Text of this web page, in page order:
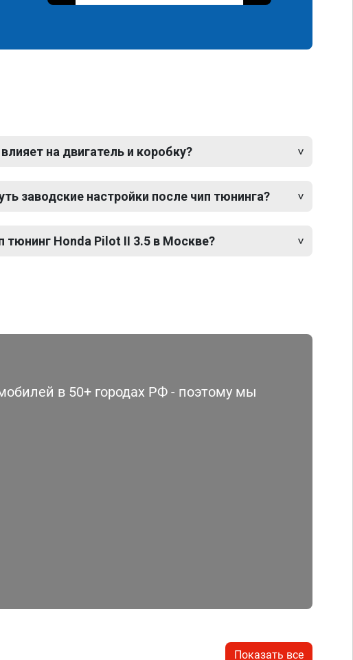
на двигатель и коробку?
заводские настройки после чип тюнинга?
тюнинг Honda Pilot II 3.5 в Москве?
в 50+ городах РФ - поэтому мы
Показать все